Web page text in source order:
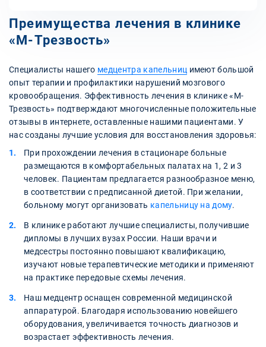
Преимущества лечения в клинике
«М-Трезвость»
Специалисты нашего медцентра капельниц имеют большой
опыт терапии и профилактики нарушений мозгового
кровообращения. Эффективность лечения в клинике «М-
Трезвость» подтверждают многочисленные положительные
отзывы в интернете, оставленные нашими пациентами. У
нас созданы лучшие условия для восстановления здоровья:
При прохождении лечения в стационаре больные
размещаются в комфортабельных палатах на 1, 2 и 3
человек. Пациентам предлагается разнообразное меню,
в соответствии с предписанной диетой. При желании,
больному могут организовать капельницу на дому.
В клинике работают лучшие специалисты, получившие
дипломы в лучших вузах России. Наши врачи и
медсестры постоянно повышают квалификацию,
изучают новые терапевтические методики и применяют
на практике передовые схемы лечения.
Наш медцентр оснащен современной медицинской
аппаратурой. Благодаря использованию новейшего
оборудования, увеличивается точность диагнозов и
возрастает эффективность лечения.